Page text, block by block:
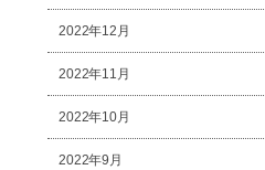
2022年12月
2022年11月
2022年10月
2022年9月